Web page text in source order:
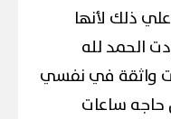
ذلك لأنها
الحمد لله
واثقة في نفسي
ساعات